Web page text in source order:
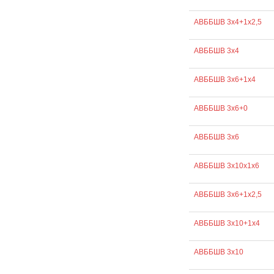
АВББШВ 3х4+1х2,5
АВББШВ 3х4
АВББШВ 3х6+1х4
АВББШВ 3х6+0
АВББШВ 3х6
АВББШВ 3х10х1х6
АВББШВ 3х6+1х2,5
АВББШВ 3х10+1х4
АВББШВ 3х10